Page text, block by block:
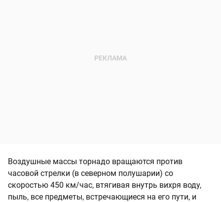
Воздушные массы торнадо вращаются против
часовой стрелки (в северном полушарии) со
скоростью 450 км/час, втягивая внутрь вихря воду,
пыль, все предметы, встречающиеся на его пути, и